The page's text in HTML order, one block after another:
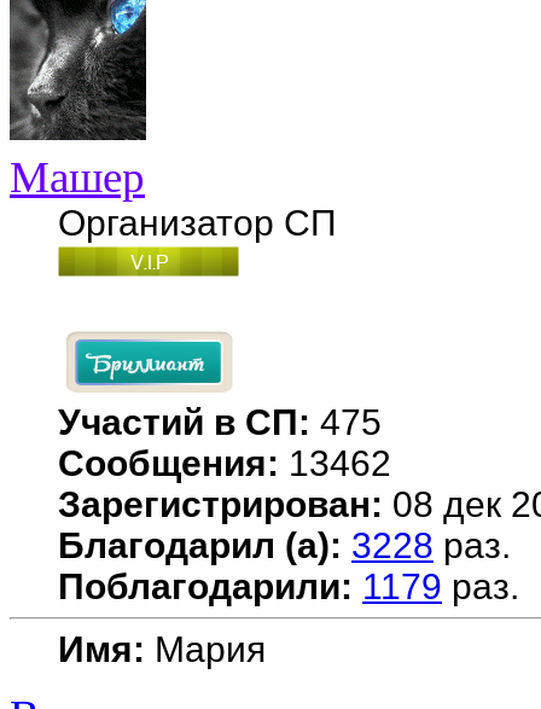
Машер
Организатор СП
Участий в СП: 475
Сообщения: 13462
Зарегистрирован: 08 дек
Благодарил (а): 3228 раз.
Поблагодарили: 1179 раз.
Имя: Мария